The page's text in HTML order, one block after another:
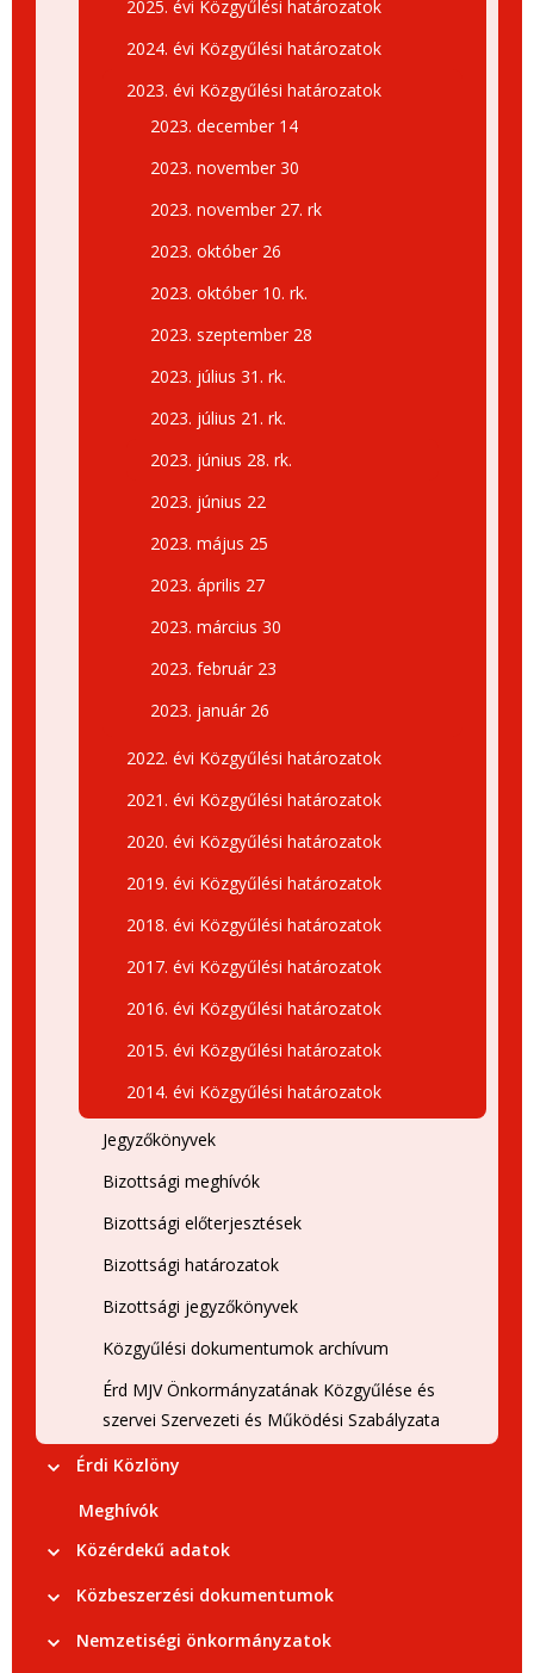
2025. évi Közgyűlési határozatok
2024. évi Közgyűlési határozatok
2023. évi Közgyűlési határozatok
2023. december 14
2023. november 30
2023. november 27. rk
2023. október 26
2023. október 10. rk.
2023. szeptember 28
2023. július 31. rk.
2023. július 21. rk.
2023. június 28. rk.
2023. június 22
2023. május 25
2023. április 27
2023. március 30
2023. február 23
2023. január 26
2022. évi Közgyűlési határozatok
2021. évi Közgyűlési határozatok
2020. évi Közgyűlési határozatok
2019. évi Közgyűlési határozatok
2018. évi Közgyűlési határozatok
2017. évi Közgyűlési határozatok
2016. évi Közgyűlési határozatok
2015. évi Közgyűlési határozatok
2014. évi Közgyűlési határozatok
Jegyzőkönyvek
Bizottsági meghívók
Bizottsági előterjesztések
Bizottsági határozatok
Bizottsági jegyzőkönyvek
Közgyűlési dokumentumok archívum
Érd MJV Önkormányzatának Közgyűlése és
szervei Szervezeti és Működési Szabályzata
Érdi Közlöny
Meghívók
Közérdekű adatok
Közbeszerzési dokumentumok
Nemzetiségi önkormányzatok